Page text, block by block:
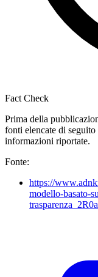
Fact Check
Prima della
fonti elencate di
informazioni riportate.
Fonte:
https://
modello-basato-